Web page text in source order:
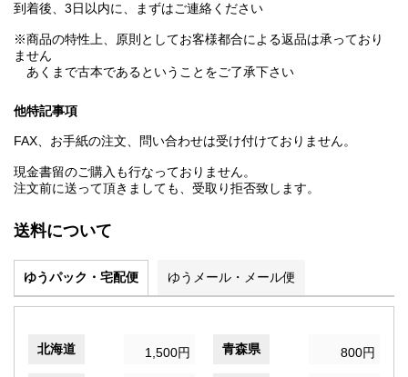
到着後、3日以内に、まずはご連絡ください
※商品の特性上、原則としてお客様都合による返品は承っており
ません
あくまで古本であるということをご了承下さい
他特記事項
FAX、お手紙の注文、問い合わせは受け付けておりません。
現金書留のご購入も行なっておりません。
注文前に送って頂きましても、受取り拒否致します。
送料について
ゆうパック・宅配便 ゆうメール・メール便
北海道 1,500円 青森県 800円